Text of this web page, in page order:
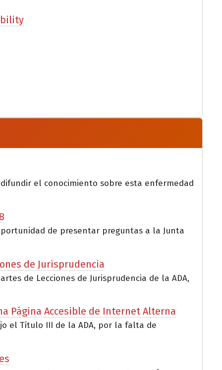
el conocimiento sobre esta enfermedad
de presentar preguntas a la Junta
de Jurisprudencia
de Lecciones de Jurisprudencia de la ADA,
Página Accesible de Internet Alterna
el Título III de la ADA, por la falta de